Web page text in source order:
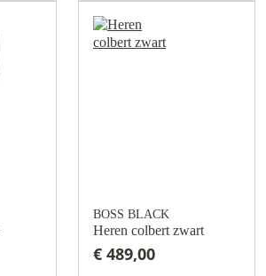
BOSS BLACK
Heren colbert zwart
€ 489,00